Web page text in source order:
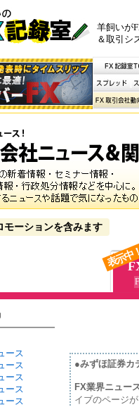
羊飼いが
＆取引シ
モーションを含みます
表示中
ース
ース
ース
ース
ース
●みずほ証券カ
FX業界ニュー
イブのページ